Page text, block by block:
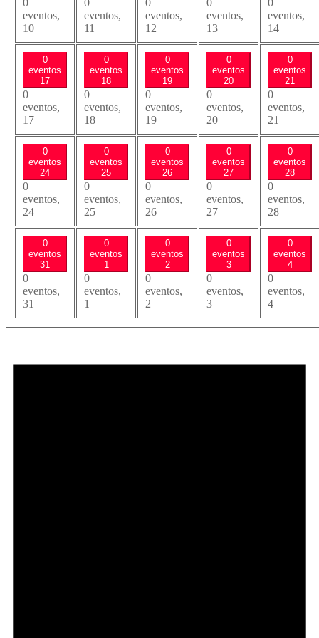
0
eventos,
10
0
eventos,
11
0
eventos,
12
0
eventos,
13
0
eventos,
14
0
eventos
17
0
eventos,
17
0
eventos
18
0
eventos,
18
0
eventos
19
0
eventos,
19
0
eventos
20
0
eventos,
20
0
eventos
21
0
eventos,
21
0
eventos
24
0
eventos,
24
0
eventos
25
0
eventos,
25
0
eventos
26
0
eventos,
26
0
eventos
27
0
eventos,
27
0
eventos
28
0
eventos,
28
0
eventos
31
0
eventos,
31
0
eventos
1
0
eventos,
1
0
eventos
2
0
eventos,
2
0
eventos
3
0
eventos,
3
0
eventos
4
0
eventos,
4